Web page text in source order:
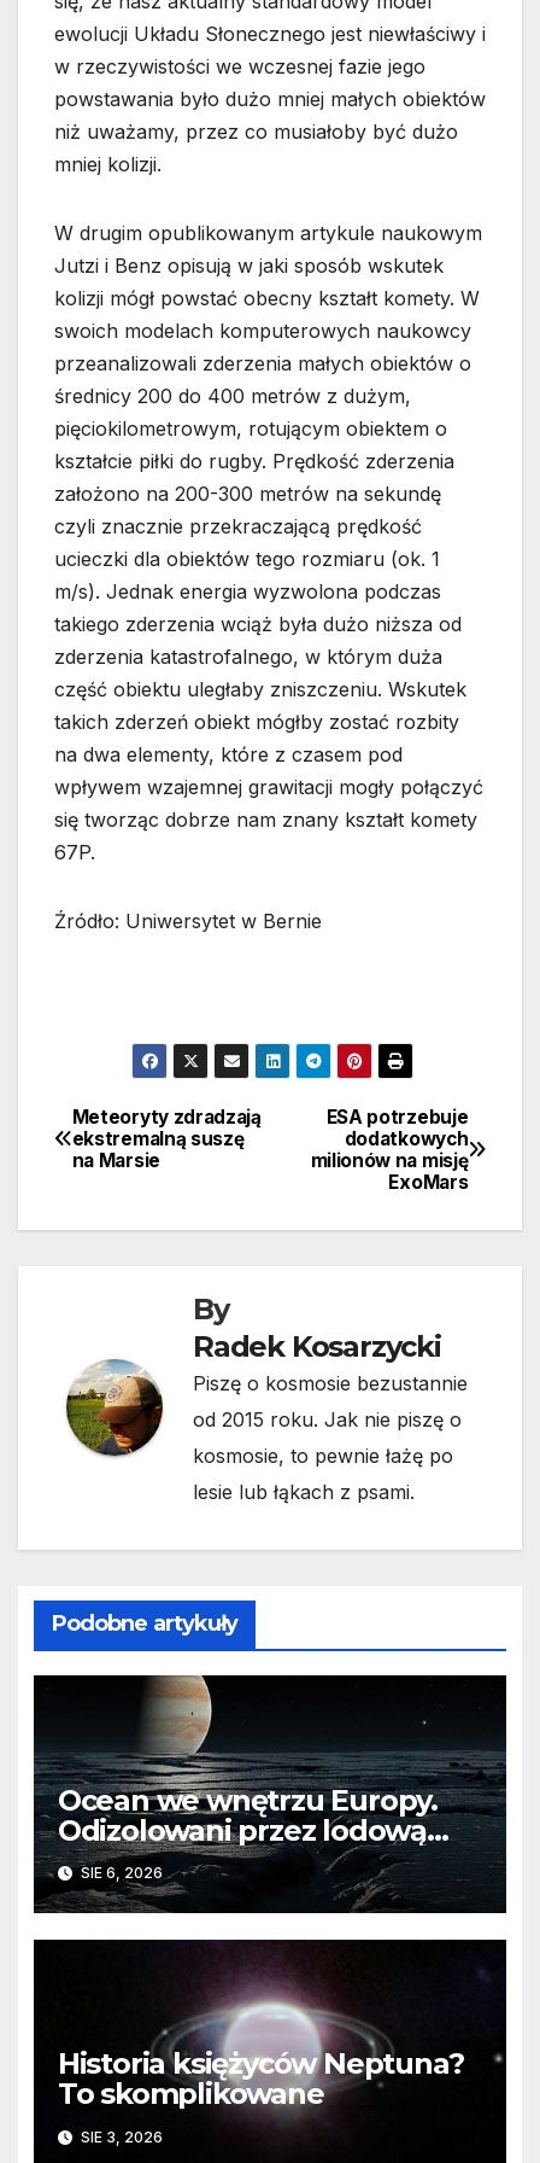
ewolucji Układu Słonecznego jest niewłaściwy i
w rzeczywistości we wczesnej fazie jego
powstawania było dużo mniej małych obiektów
niż uważamy, przez co musiałoby być dużo
mniej kolizji.
W drugim opublikowanym artykule naukowym
Jutzi i Benz opisują w jaki sposób wskutek
kolizji mógł powstać obecny kształt komety. W
swoich modelach komputerowych naukowcy
przeanalizowali zderzenia małych obiektów o
średnicy 200 do 400 metrów z dużym,
pięciokilometrowym, rotującym obiektem o
kształcie piłki do rugby. Prędkość zderzenia
założono na 200-300 metrów na sekundę
czyli znacznie przekraczającą prędkość
ucieczki dla obiektów tego rozmiaru (ok. 1
m/s). Jednak energia wyzwolona podczas
takiego zderzenia wciąż była dużo niższa od
zderzenia katastrofalnego, w którym duża
część obiektu uległaby zniszczeniu. Wskutek
takich zderzeń obiekt mógłby zostać rozbity
na dwa elementy, które z czasem pod
wpływem wzajemnej grawitacji mogły połączyć
się tworząc dobrze nam znany kształt komety
67P.
Źródło: Uniwersytet w Bernie
Nawigacja
wpisu
ESA potrzebuje
dodatkowych
milionów na misję
ExoMars
Meteoryty zdradzają
ekstremalną suszę
na Marsie
By
Radek Kosarzycki
Piszę o kosmosie bezustannie
od 2015 roku. Jak nie piszę o
kosmosie, to pewnie łażę po
lesie lub łąkach z psami.
Podobne artykuły
Ocean we wnętrzu Europy.
Odizolowani przez lodową
barierę
SIE 6, 2026
Historia księżyców Neptuna?
To skomplikowane
SIE 3, 2026